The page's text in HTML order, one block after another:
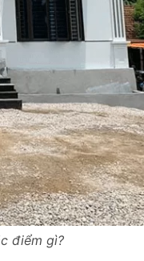
điểm gì?